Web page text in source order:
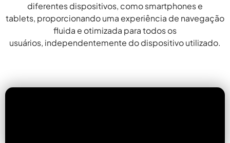
diferentes dispositivos, como smartphones e
tablets, proporcionando uma experiência de navegação
fluida e otimizada para todos os
usuários, independentemente do dispositivo utilizado.